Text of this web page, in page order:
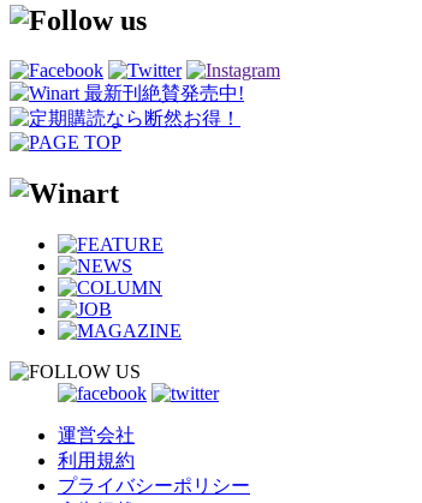
運営会社
利用規約
プライバシーポリシー